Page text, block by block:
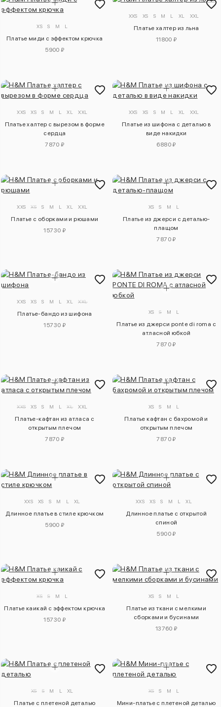
XS S M L
Платье миди с эффектом крючка
5900 ₽
XXS XS S M L XL XXL
Платье халтер из льна
11800 ₽
XXS XS S M L XL XXL
Платье халтер с вырезом в форме
сердца
7870 ₽
XXS XS S M L XL XXL
Платье из шифона с деталью в
виде накидки
6880 ₽
XXS XS S M L XL XXL
Платье с оборками и рюшами
15730 ₽
XS S M L
Платье из джерси с деталью-
плащом
7870 ₽
XXS XS S M L XL XXL
Платье-бандо из шифона
15730 ₽
XS S M L
Платье из джерси ponte di roma с
атласной юбкой
7870 ₽
XXS XS S M L XL XXL
Платье-кафтан из атласа с
открытым плечом
7870 ₽
XS S M L
Платье кафтан с бахромой и
открытым плечом
7870 ₽
XXS XS S M L XL
Длинное платье в стиле крючком
5900 ₽
XXS XS S M L XL
Длинное платье с открытой
спиной
5900 ₽
XS S M L
Платье каикай с эффектом крючка
15730 ₽
XS S M L
Платье из ткани с мелкими
сборками и бусинами
13760 ₽
XS S M L XL
Платье с плетеной деталью
XS S M L
Мини-платье с плетеной деталью